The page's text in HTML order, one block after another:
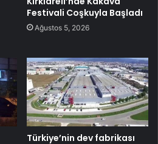
Festivali Coşkuyla Başladı
Ağustos 5, 2026
Türkiye’nin dev fabrikası